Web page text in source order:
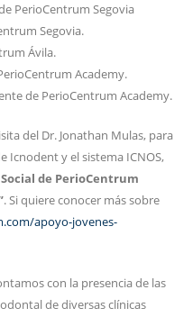
PerioCentrum Segovia
Segovia.
Ávila.
Academy.
de PerioCentrum Academy.
del Dr. Jonathan Mulas, para
Icnodent y el sistema ICNOS,
de PerioCentrum
. Si quiere conocer más sobre
apoyo-jovenes-
con la presencia de las
de diversas clínicas